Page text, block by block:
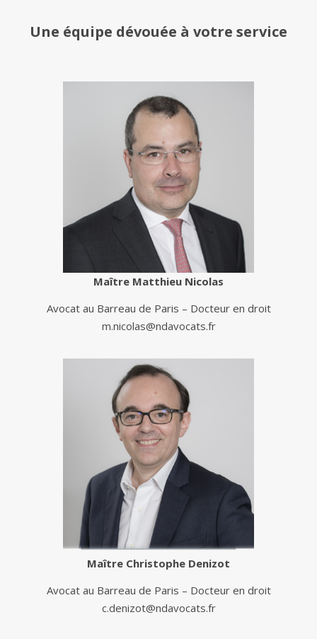
Une équipe dévouée à votre service
Maître Matthieu Nicolas
Avocat au Barreau de Paris – Docteur en droit
m.nicolas@ndavocats.fr
Maître Christophe Denizot
Avocat au Barreau de Paris – Docteur en droit
c.denizot@ndavocats.fr